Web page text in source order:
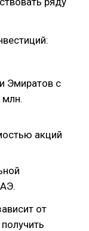
Эмиратов с
млн.
акций
от